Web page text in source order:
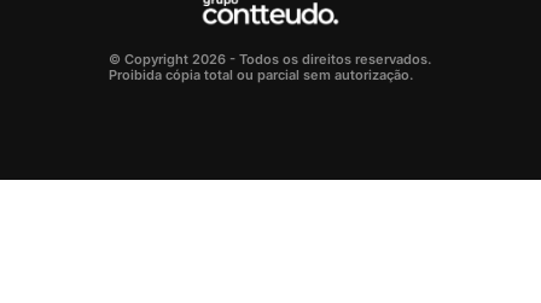
© Copyright 2026 - Todos os direitos reservados.
Proibida cópia total ou parcial sem autorização.